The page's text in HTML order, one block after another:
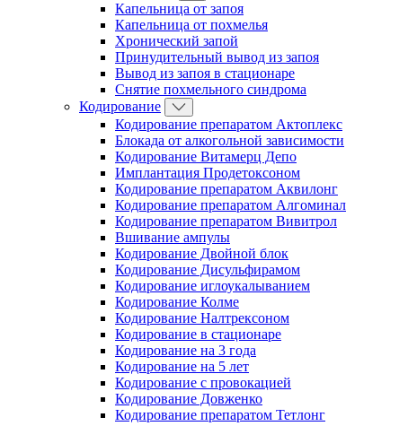
Капельница от запоя
Капельница от похмелья
Хронический запой
Принудительный вывод из запоя
Вывод из запоя в стационаре
Снятие похмельного синдрома
Кодирование
Кодирование препаратом Актоплекс
Блокада от алкогольной зависимости
Кодирование Витамерц Депо
Имплантация Продетоксоном
Кодирование препаратом Аквилонг
Кодирование препаратом Алгоминал
Кодирование препаратом Вивитрол
Вшивание ампулы
Кодирование Двойной блок
Кодирование Дисульфирамом
Кодирование иглоукалыванием
Кодирование Колме
Кодирование Налтрексоном
Кодирование в стационаре
Кодирование на 3 года
Кодирование на 5 лет
Кодирование с провокацией
Кодирование Довженко
Кодирование препаратом Тетлонг